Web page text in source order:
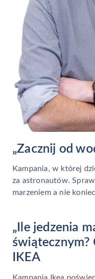
„Zacznij od
Kampania, w której
za astronautów.
marzeniem a nie
„Ile jedzenia
świątecznym?
IKEA
Kampania Ikea